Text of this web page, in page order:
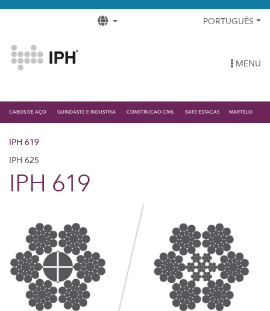
PORTUGUÊS
MENÚ
CABOS DE AÇO GUINDASTE E INDUSTRIA CONSTRUCAO CIVIL BATE ESTACAS MARTELO
IPH 619
IPH 625
IPH 619